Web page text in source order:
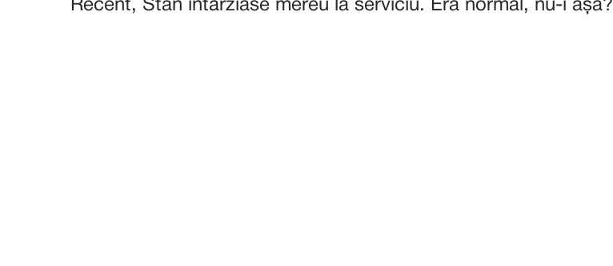
Recent, Stan întârziase mereu la serviciu. Era normal, nu-i așa?